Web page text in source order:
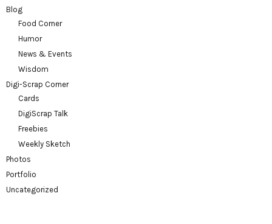
Blog
Food Corner
Humor
News & Events
Wisdom
Digi-Scrap Corner
Cards
DigiScrap Talk
Freebies
Weekly Sketch
Photos
Portfolio
Uncategorized